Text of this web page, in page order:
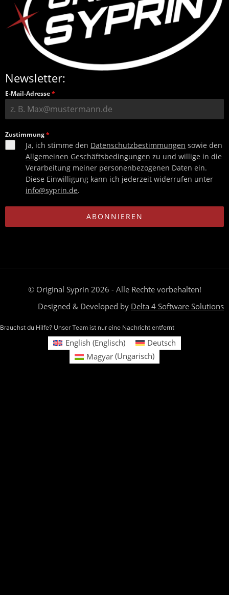
Newsletter:
E-Mail-Adresse*
Zustimmung*
Ja, ich stimme den Datenschutzbestimmungen sowie den
Allgemeinen Geschäftsbedingungen zu und willige in die
Verarbeitung meiner personenbezogenen Daten ein.
Diese Einwilligung kann ich jederzeit widerrufen unter
info@syprin.de.
ABONNIEREN
© Original Syprin 2026 - Alle Rechte vorbehalten!
Designed & Developed by Delta 4 Software Solutions
Brauchst du Hilfe? Unser Team ist nur eine Nachricht entfernt
English (Englisch)
Deutsch
Magyar (Ungarisch)